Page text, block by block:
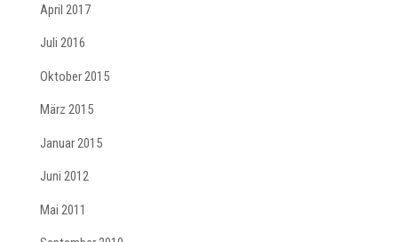
April 2017
Juli 2016
Oktober 2015
März 2015
Januar 2015
Juni 2012
Mai 2011